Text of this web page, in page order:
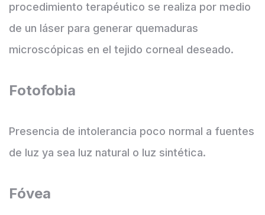
procedimiento terapéutico se realiza por medio
de un láser para generar quemaduras
microscópicas en el tejido corneal deseado.
Fotofobia
Presencia de intolerancia poco normal a fuentes
de luz ya sea luz natural o luz sintética.
Fóvea